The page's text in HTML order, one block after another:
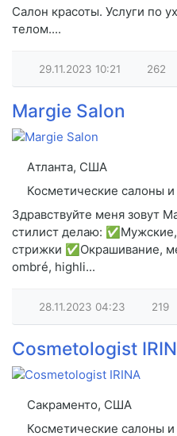
Салон красоты. Услуги по
телом....
29.11.2023 10:21 262
Margie Salon
Атланта, США
Косметические салоны
Здравствуйте меня зовут
стилист делаю:
стрижки ✅Окрашивание,
ombré, highli...
28.11.2023 04:23 219
Cosmetologist
Сакраменто, США
Косметические салоны